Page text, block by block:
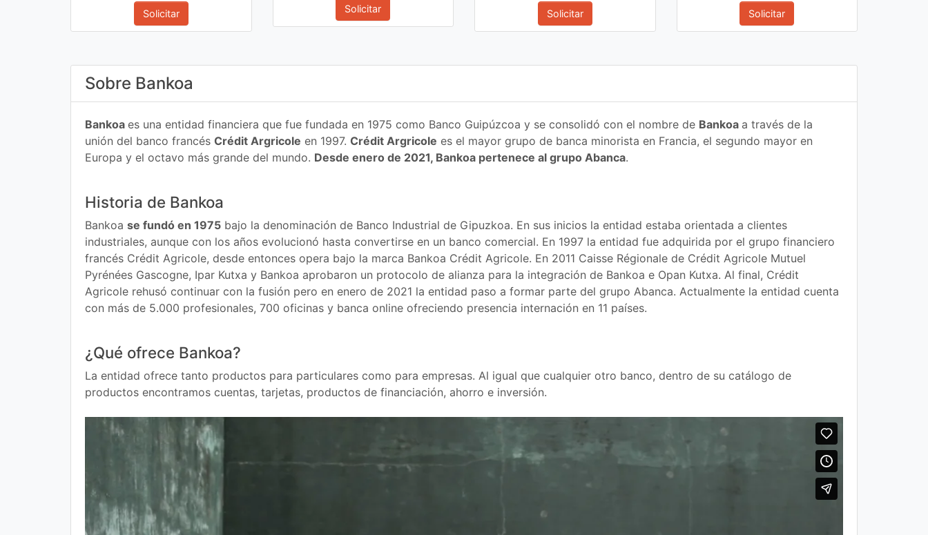
Solicitar Solicitar Solicitar Solicitar
Sobre Bankoa
Bankoa es una entidad financiera que fue fundada en 1975 como Banco Guipúzcoa y se consolidó con el nombre de Bankoa a través de la
unión del banco francés Crédit Argricole en 1997. Crédit Argricole es el mayor grupo de banca minorista en Francia, el segundo mayor en
Europa y el octavo más grande del mundo. Desde enero de 2021, Bankoa pertenece al grupo Abanca.
Historia de Bankoa
Bankoa se fundó en 1975 bajo la denominación de Banco Industrial de Gipuzkoa. En sus inicios la entidad estaba orientada a clientes
industriales, aunque con los años evolucionó hasta convertirse en un banco comercial. En 1997 la entidad fue adquirida por el grupo financiero
francés Crédit Agricole, desde entonces opera bajo la marca Bankoa Crédit Agricole. En 2011 Caisse Régionale de Crédit Agricole Mutuel
Pyrénées Gascogne, Ipar Kutxa y Bankoa aprobaron un protocolo de alianza para la integración de Bankoa e Opan Kutxa. Al final, Crédit
Agricole rehusó continuar con la fusión pero en enero de 2021 la entidad paso a formar parte del grupo Abanca. Actualmente la entidad cuenta
con más de 5.000 profesionales, 700 oficinas y banca online ofreciendo presencia internación en 11 países.
¿Qué ofrece Bankoa?
La entidad ofrece tanto productos para particulares como para empresas. Al igual que cualquier otro banco, dentro de su catálogo de
productos encontramos cuentas, tarjetas, productos de financiación, ahorro e inversión.